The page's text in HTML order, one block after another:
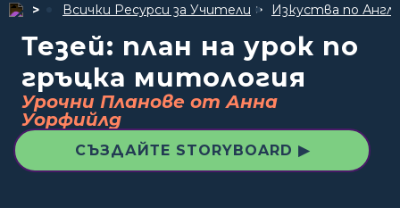
Всички Ресурси за Учители Изкуства по
Тезей: план на урок по
гръцка митология
Урочни Планове от Анна
Уорфийлд
СЪЗДАЙТЕ STORYBOARD ▶